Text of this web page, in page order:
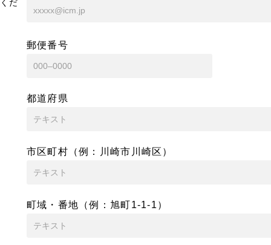
だ
郵便番号
都道府県
市区町村（例：川崎市川崎区）
町域・番地（例：旭町1-1-1）